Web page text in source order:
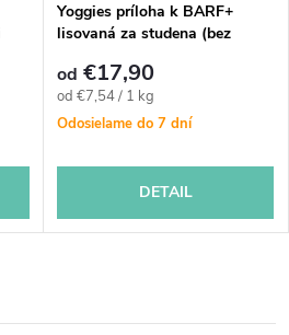
Yoggies príloha k BARF+
lisovaná za studena (bez
od €17,90
Jednotková
cena:
od €7,54 / 1 kg
Odosielame do 7 dní
DETAIL